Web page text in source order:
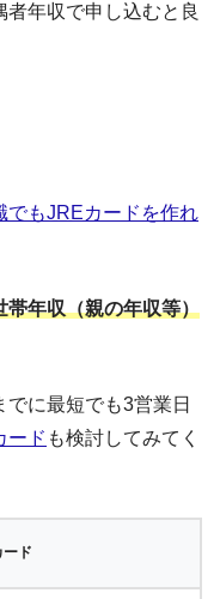
年収で申し込むと良
でもJREカードを作れ
帯年収（親の年収等）
に最短でも3営業日
ード も検討してみてく
ド